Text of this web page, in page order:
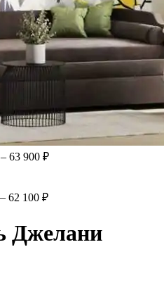
– 63 900 ₽Диапазон
900 ₽
– 62 100 ₽Диапазон
000 ₽
Джелани